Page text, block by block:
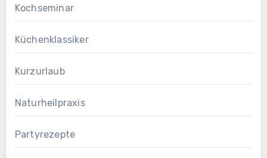
Kochseminar
Küchenklassiker
Kurzurlaub
Naturheilpraxis
Partyrezepte